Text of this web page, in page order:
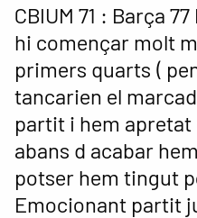
CBIUM 71 : Barça
hi començar molt
primers quarts (
tancarien el
partit i hem
abans d acabar
potser hem tingut
Emocionant partit